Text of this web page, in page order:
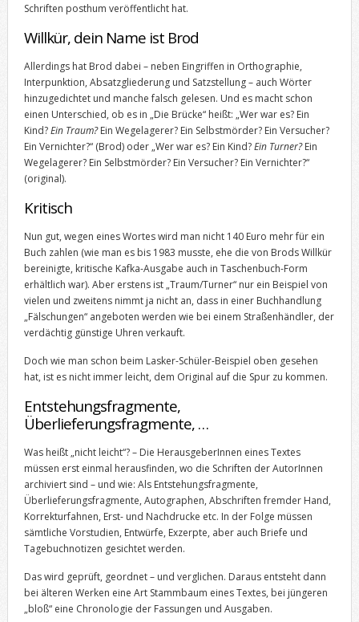
Schriften posthum veröffentlicht hat.
Willkür, dein Name ist Brod
Allerdings hat Brod dabei – neben Eingriffen in Orthographie,
Interpunktion, Absatzgliederung und Satzstellung – auch Wörter
hinzugedichtet und manche falsch gelesen. Und es macht schon
einen Unterschied, ob es in „Die Brücke“ heißt: „Wer war es? Ein
Kind?Ein Traum?Ein Wegelagerer? Ein Selbstmörder? Ein Versucher?
Ein Vernichter?“ (Brod) oder „Wer war es? Ein Kind?Ein Turner?Ein
Wegelagerer? Ein Selbstmörder? Ein Versucher? Ein Vernichter?“
(original).
Kritisch
Nun gut, wegen eines Wortes wird man nicht 140 Euro mehr für ein
Buch zahlen (wie man es bis 1983 musste, ehe die von Brods Willkür
bereinigte, kritische Kafka-Ausgabe auch in Taschenbuch-Form
erhältlich war). Aber erstens ist „Traum/Turner“ nur ein Beispiel von
vielen und zweitens nimmt ja nicht an, dass in einer Buchhandlung
„Fälschungen“ angeboten werden wie bei einem Straßenhändler, der
verdächtig günstige Uhren verkauft.
Doch wie man schon beim Lasker-Schüler-Beispiel oben gesehen
hat, ist es nicht immer leicht, dem Original auf die Spur zu kommen.
Entstehungsfragmente,
Überlieferungsfragmente, …
Was heißt „nicht leicht“? – Die HerausgeberInnen eines Textes
müssen erst einmal herausfinden, wo die Schriften der AutorInnen
archiviert sind – und wie: Als Entstehungsfragmente,
Überlieferungsfragmente, Autographen, Abschriften fremder Hand,
Korrekturfahnen, Erst- und Nachdrucke etc. In der Folge müssen
sämtliche Vorstudien, Entwürfe, Exzerpte, aber auch Briefe und
Tagebuchnotizen gesichtet werden.
Das wird geprüft, geordnet – und verglichen. Daraus entsteht dann
bei älteren Werken eine Art Stammbaum eines Textes, bei jüngeren
„bloß“ eine Chronologie der Fassungen und Ausgaben.